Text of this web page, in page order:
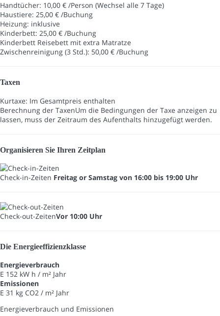
Handtücher: 10,00 € /Person (Wechsel alle 7 Tage)
Haustiere: 25,00 € /Buchung
Heizung: inklusive
Kinderbett: 25,00 € /Buchung
Kinderbett Reisebett mit extra Matratze
Zwischenreinigung (3 Std.): 50,00 € /Buchung
Taxen
Kurtaxe: Im Gesamtpreis enthalten
Berechnung der TaxenUm die Bedingungen der Taxe anzeigen zu
lassen, muss der Zeitraum des Aufenthalts hinzugefügt werden.
Organisieren Sie Ihren Zeitplan
Check-in-Zeiten Freitag or Samstag von 16:00 bis 19:00 Uhr
Check-out-ZeitenVor 10:00 Uhr
Die Energieeffizienzklasse
Energieverbrauch
E 152 kW h / m² Jahr
Emissionen
E 31 kg CO2 / m² Jahr
Energieverbrauch und Emissionen